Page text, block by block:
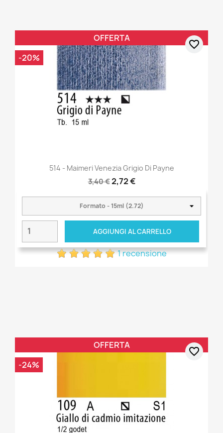
514 - Maimeri Venezia Grigio Di Payne
3,40 €2,72 €
AGGIUNGI AL CARRELLO
1 recensione
OFFERTA
-20%
favorite_border
OFFERTA
-24%
favorite_border